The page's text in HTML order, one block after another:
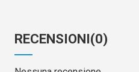
RECENSIONI(0)